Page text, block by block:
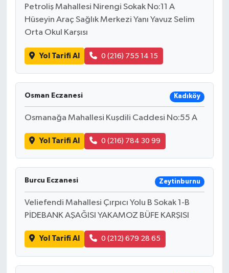
Petroliş Mahallesi Nirengi Sokak No:11 A
Hüseyin Araç Sağlık Merkezi Yanı Yavuz Selim
Orta Okul Karşısı
Yol Tarifi Al 0 (216) 755 14 15
Osman Eczanesi Kadıköy
Osmanağa Mahallesi Kuşdili Caddesi No:55 A
Yol Tarifi Al 0 (216) 784 30 99
Burcu Eczanesi Zeytinburnu
Veliefendi Mahallesi Çırpıcı Yolu B Sokak 1-B
PİDEBANK AŞAĞISI YAKAMOZ BÜFE KARŞISI
Yol Tarifi Al 0 (212) 679 28 65
Teknoloji
Türkiye
Video Galeri